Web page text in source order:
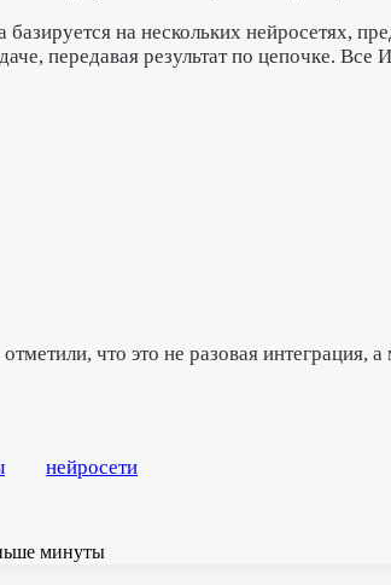
базируется на нескольких нейросетях,
передавая результат по цепочке.
что это не разовая
нейросети
минуты